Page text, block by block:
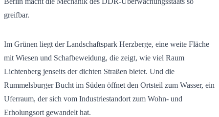
greifbar.
Im Grünen liegt der Landschaftspark Herzberge, eine weite Fläche
mit Wiesen und Schafbeweidung, die zeigt, wie viel Raum
Lichtenberg jenseits der dichten Straßen bietet. Und die
Rummelsburger Bucht im Süden öffnet den Ortsteil zum Wasser, ein
Uferraum, der sich vom Industriestandort zum Wohn- und
Erholungsort gewandelt hat.